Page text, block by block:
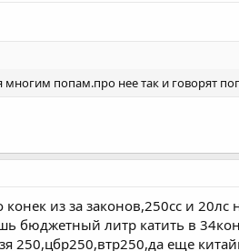
многим попам.про нее так и говорят
из за законов,250сс и 20лс
бюджетный литр катить в
250,цбр250,втр250,да еще